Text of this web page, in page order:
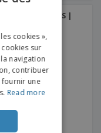
700ml SANTOS |
DUTCH
PORTUGUESE
SPANISH
ITALIAN
cookies »,
sur
navigation
contribuer
fournir une
Read more